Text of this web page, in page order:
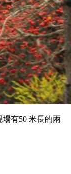
有50 米長的兩